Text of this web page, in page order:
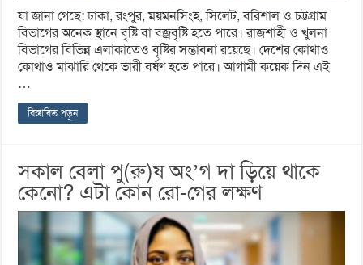
যা জানা গেছে: ঢাকা, রংপুর, ময়মনসিংহ, সিলেট, বরিশাল ও চট্টগ্রাম
বিভাগের অনেক স্থানে বৃষ্টি বা বজ্রবৃষ্টি হতে পারে। রাজশাহী ও খুলনা
বিভাগের বিভিন্ন এলাকাতেও বৃষ্টির সম্ভাবনা রয়েছে। দেশের কোথাও
কোথাও মাঝারি থেকে ভারী বর্ষণ হতে পারে। আগামী কয়েক দিন এই
…
বিস্তারিত পড়ুন
সকাল বেলা পু(রু)ষ অং’গ দা ড়িয়ে থাকে
কেনো? এটা কোন রো-গের লক্ষণ